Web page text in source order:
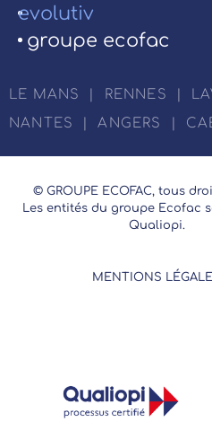
evolutiv
groupe ecofac
LE MANS RENNES
NANTES
ANGERS
© GROUPE ECOFAC, tous
Les entités du groupe Ecofac
Qualiopi.
MENTIONS